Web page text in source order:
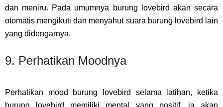
dan meniru. Pada umumnya burung lovebird akan secara
otomatis mengikuti dan menyahut suara burung lovebird lain
yang didengarnya.
9. Perhatikan Moodnya
Perhatikan mood burung lovebird selama latihan, ketika